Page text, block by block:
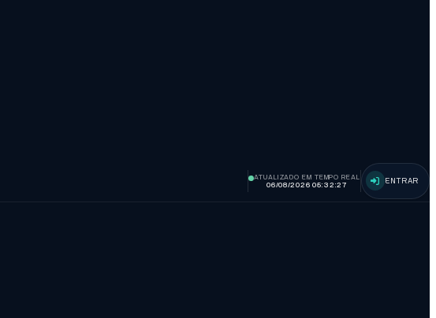
ATUALIZADO EM TEMPO REAL
06/08/2026 05:32:28
ENTRAR